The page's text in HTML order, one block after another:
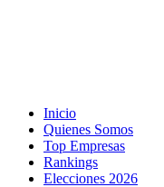
Inicio
Quienes Somos
Top Empresas
Rankings
Elecciones 2026